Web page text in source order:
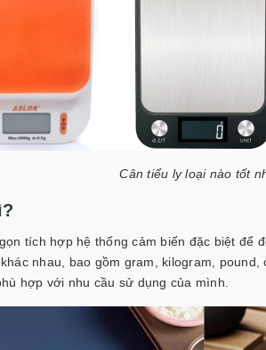
Cân tiểu ly loại nào tốt
tích hợp hệ thống cảm biến đặc biệt để
nhau, bao gồm gram, kilogram,
hợp với nhu cầu sử dụng của mình.